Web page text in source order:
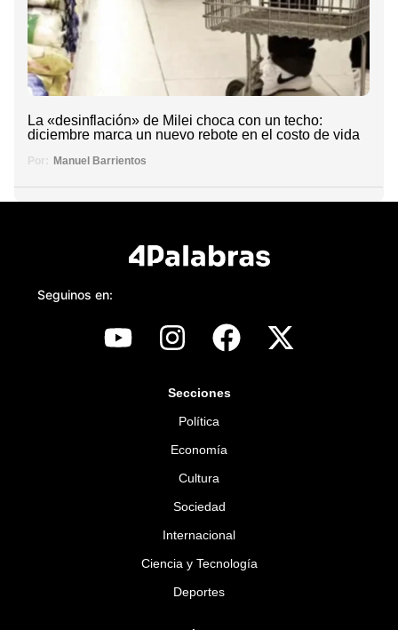
La «desinflación» de Milei choca con un techo:
diciembre marca un nuevo rebote en el costo de vida
Por: Manuel Barrientos
Seguinos en:
Secciones
Política
Economía
Cultura
Sociedad
Internacional
Ciencia y Tecnología
Deportes